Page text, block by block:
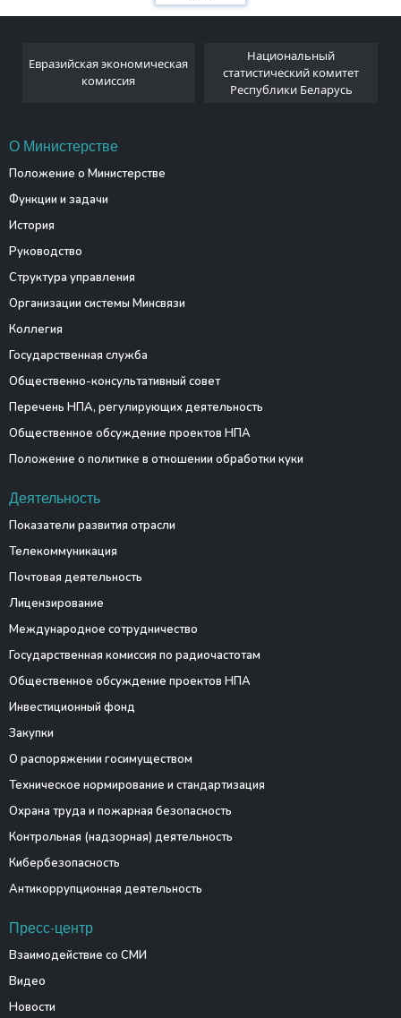
Евразийская экономическая
комиссия
Национальный
статистический комитет
Республики Беларусь
О Министерстве
Положение о Министерстве
Функции и задачи
История
Руководство
Структура управления
Организации системы Минсвязи
Коллегия
Государственная служба
Общественно-консультативный совет
Перечень НПА, регулирующих деятельность
Общественное обсуждение проектов НПА
Положение о политике в отношении обработки куки
Деятельность
Показатели развития отрасли
Телекоммуникация
Почтовая деятельность
Лицензирование
Международное сотрудничество
Государственная комиссия по радиочастотам
Общественное обсуждение проектов НПА
Инвестиционный фонд
Закупки
О распоряжении госимуществом
Техническое нормирование и стандартизация
Охрана труда и пожарная безопасность
Контрольная (надзорная) деятельность
Кибербезопасность
Антикоррупционная деятельность
Пресс-центр
Взаимодействие со СМИ
Видео
Новости